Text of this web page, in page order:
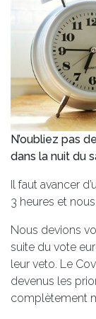
N’oubliez pas
dans la nuit du
Il faut avancer
3 heures et
Nous devions
suite du vote
leur veto. Le
devenus les
complètement